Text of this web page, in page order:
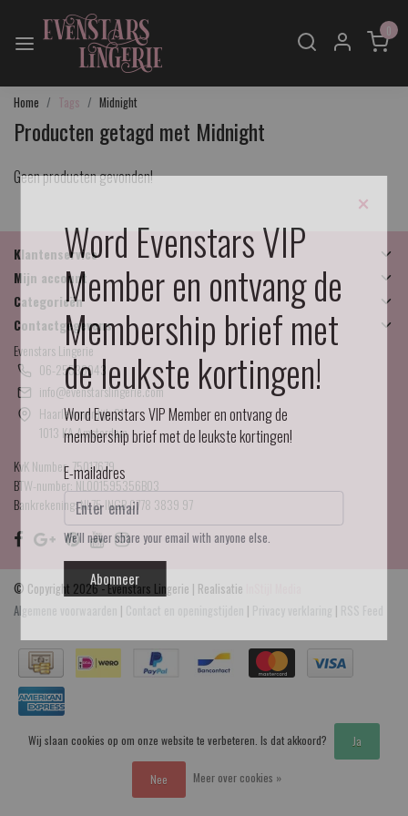
0
Home Tags Midnight
Producten getagd met Midnight
Geen producten gevonden!
Klantenservice
Mijn account
Categorieën
Contactgegevens
Evenstars Lingerie
06-25536043
info@evenstarslingerie.com
Haarlemmerdijk 21
1013 KA Amsterdam
KvK Number: 75017679
BTW-number: NL001595356B03
Bankrekening: NL75 INGB 0778 3839 97
© Copyright 2026 - Evenstars Lingerie | Realisatie
Algemene voorwaarden
| | |
×
Word Evenstars VIP
Member en ontvang de
Membership brief met
de leukste kortingen!
Word Evenstars VIP Member en ontvang de
membership brief met de leukste kortingen!
E-mailadres
We'll never share your email with anyone else.
Abonneer
Wij slaan cookies op om onze website te verbeteren. Is dat akkoord? Ja
Nee Meer over cookies »